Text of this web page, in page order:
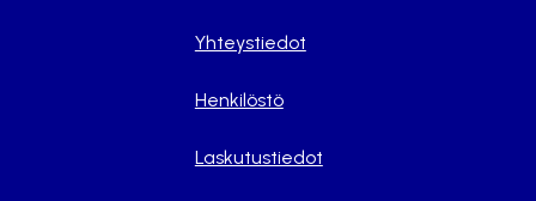
Yhteystiedot
Henkilöstö
Laskutustiedot